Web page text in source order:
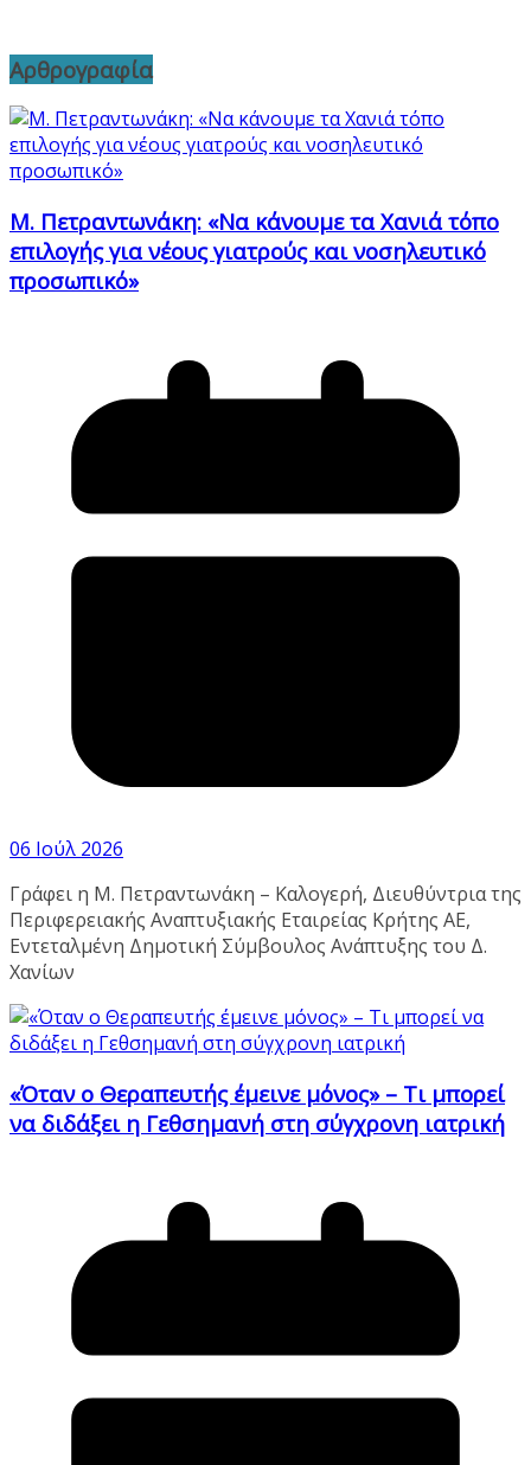
Αρθρογραφία
Μ. Πετραντωνάκη: «Να κάνουμε τα Χανιά τόπο
επιλογής για νέους γιατρούς και νοσηλευτικό
προσωπικό»
06 Ιούλ 2026
Γράφει η Μ. Πετραντωνάκη – Καλογερή, Διευθύντρια της
Περιφερειακής Αναπτυξιακής Εταιρείας Κρήτης ΑΕ,
Εντεταλμένη Δημοτική Σύμβουλος Ανάπτυξης του Δ.
Χανίων
«Όταν ο Θεραπευτής έμεινε μόνος» – Τι μπορεί
να διδάξει η Γεθσημανή στη σύγχρονη ιατρική